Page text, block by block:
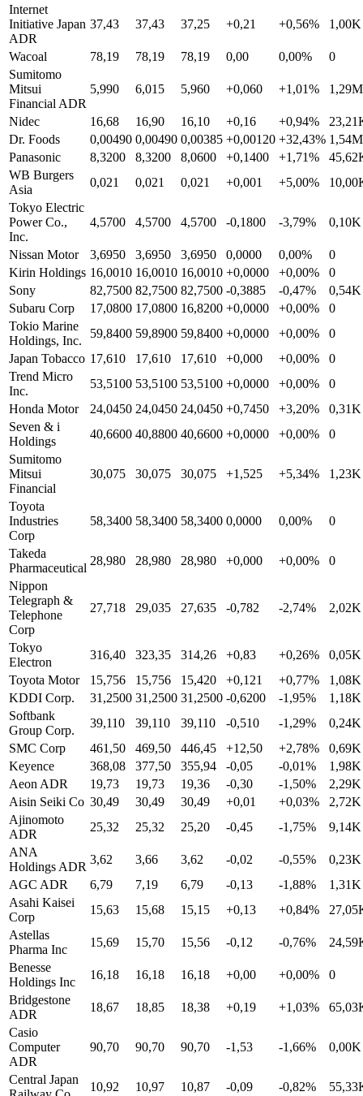
Internet
Initiative Japan
ADR
37,43 37,43 37,25 +0,21 +0,56% 1,00K
Wacoal 78,19 78,19 78,19 0,00 0,00%
0
Sumitomo
Mitsui
Financial ADR
5,990 6,015 5,960 +0,060 +1,01% 1,29M
Nidec 16,68 16,90 16,10 +0,16 +0,94%
Dr. Foods
0,00490 0,00490 0,00385 +0,00120 +32,43% 1,54M
Panasonic
8,3200 8,3200 8,0600 +0,1400 +1,71%
WB Burgers
Asia
0,021 0,021 0,021 +0,001 +5,00%
Tokyo Electric
Power Co.,
Inc.
4,5700 4,5700 4,5700 -0,1800 -3,79% 0,10K
Nissan Motor 3,6950 3,6950 3,6950 0,0000 0,00%
0
Kirin Holdings 16,0010 16,0010 16,0010 +0,0000 +0,00%
0
Sony
82,7500 82,7500 82,7500 -0,3885 -0,47%
0,54K
Subaru Corp
17,0800 17,0800 16,8200 +0,0000 +0,00%
0
Tokio Marine
Holdings, Inc.
59,8400 59,8900 59,8400 +0,0000 +0,00%
0
Japan Tobacco 17,610 17,610 17,610 +0,000 +0,00%
0
Trend Micro
Inc.
53,5100 53,5100 53,5100 +0,0000 +0,00%
0
Honda Motor
24,0450 24,0450 24,0450 +0,7450 +3,20%
0,31K
Seven & i
Holdings
40,6600 40,8800 40,6600 +0,0000 +0,00%
0
Sumitomo
Mitsui
Financial
30,075 30,075 30,075 +1,525 +5,34% 1,23K
Toyota
Industries
Corp
58,3400 58,3400 58,3400 0,0000 0,00% 0
Takeda
Pharmaceutical
28,980 28,980 28,980 +0,000 +0,00%
0
Nippon
Telegraph &
Telephone
Corp
27,718 29,035 27,635 -0,782 -2,74% 2,02K
Tokyo
Electron
316,40 323,35 314,26 +0,83 +0,26%
0,05K
Toyota Motor
15,756 15,756 15,420 +0,121 +0,77%
1,08K
KDDI Corp.
31,2500 31,2500 31,2500 -0,6200 -1,95%
1,18K
Softbank
Group Corp.
39,110 39,110 39,110 -0,510 -1,29%
0,24K
SMC Corp
461,50 469,50 446,45 +12,50 +2,78%
0,69K
Keyence
368,08 377,50 355,94 -0,05 -0,01%
1,98K
Aeon ADR
19,73 19,73 19,36 -0,30 -1,50%
2,29K
Aisin Seiki Co 30,49 30,49 30,49 +0,01 +0,03%
2,72K
Ajinomoto
ADR
25,32 25,32 25,20 -0,45 -1,75%
9,14K
ANA
Holdings ADR
3,62 3,66 3,62 -0,02 -0,55%
0,23K
AGC ADR
6,79 7,19 6,79 -0,13 -1,88%
1,31K
Asahi Kaisei
Corp
15,63 15,68 15,15 +0,13 +0,84%
Astellas
Pharma Inc
15,69 15,70 15,56 -0,12 -0,76%
Benesse
Holdings Inc
16,18 16,18 16,18 +0,00 +0,00%
0
Bridgestone
ADR
18,67 18,85 18,38 +0,19 +1,03%
Casio
Computer
ADR
90,70 90,70 90,70 -1,53 -1,66% 0,00K
Central Japan
10,92 10,97 10,87 -0,09 -0,82%